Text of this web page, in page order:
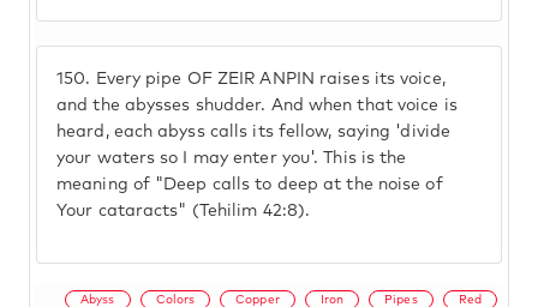
150. Every pipe OF ZEIR ANPIN raises its voice,
and the abysses shudder. And when that voice is
heard, each abyss calls its fellow, saying 'divide
your waters so I may enter you'. This is the
meaning of "Deep calls to deep at the noise of
Your cataracts" (Tehilim 42:8).
Abyss Colors Copper Iron Pipes Red